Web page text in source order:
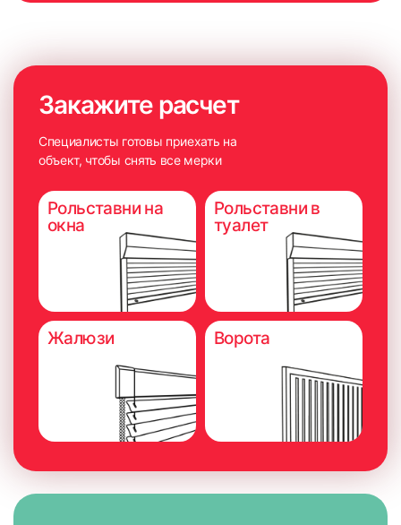
Закажите расчет
Специалисты готовы приехать на
объект, чтобы снять все мерки
Рольставни на
окна
Рольставни в
туалет
Жалюзи Ворота